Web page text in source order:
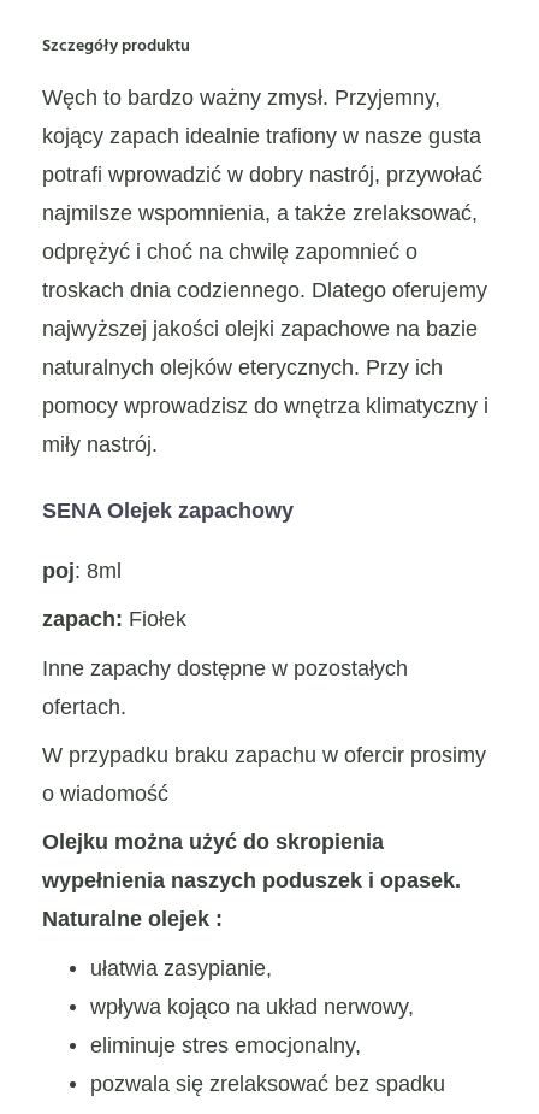
Szczegóły produktu
Węch to bardzo ważny zmysł. Przyjemny,
kojący zapach idealnie trafiony w nasze gusta
potrafi wprowadzić w dobry nastrój, przywołać
najmilsze wspomnienia, a także zrelaksować,
odprężyć i choć na chwilę zapomnieć o
troskach dnia codziennego. Dlatego oferujemy
najwyższej jakości olejki zapachowe na bazie
naturalnych olejków eterycznych. Przy ich
pomocy wprowadzisz do wnętrza klimatyczny i
miły nastrój.
SENA Olejek zapachowy
poj: 8ml
zapach: Fiołek
Inne zapachy dostępne w pozostałych
ofertach.
W przypadku braku zapachu w ofercir prosimy
o wiadomość
Olejku można użyć do skropienia
wypełnienia naszych poduszek i opasek.
Naturalne olejek :
ułatwia zasypianie,
wpływa kojąco na układ nerwowy,
eliminuje stres emocjonalny,
pozwala się zrelaksować bez spadku